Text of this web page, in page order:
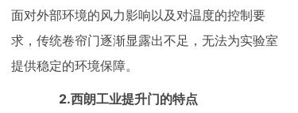
面对外部环境的风力影响以及对温度的控制要
求，传统卷帘门逐渐显露出不足，无法为实验室
提供稳定的环境保障。
2.西朗工业提升门的特点